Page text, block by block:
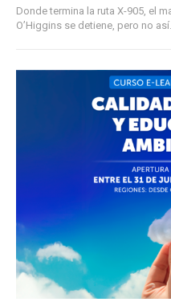
Donde termina la ruta X-905, el
O’Higgins se detiene, pero no así...